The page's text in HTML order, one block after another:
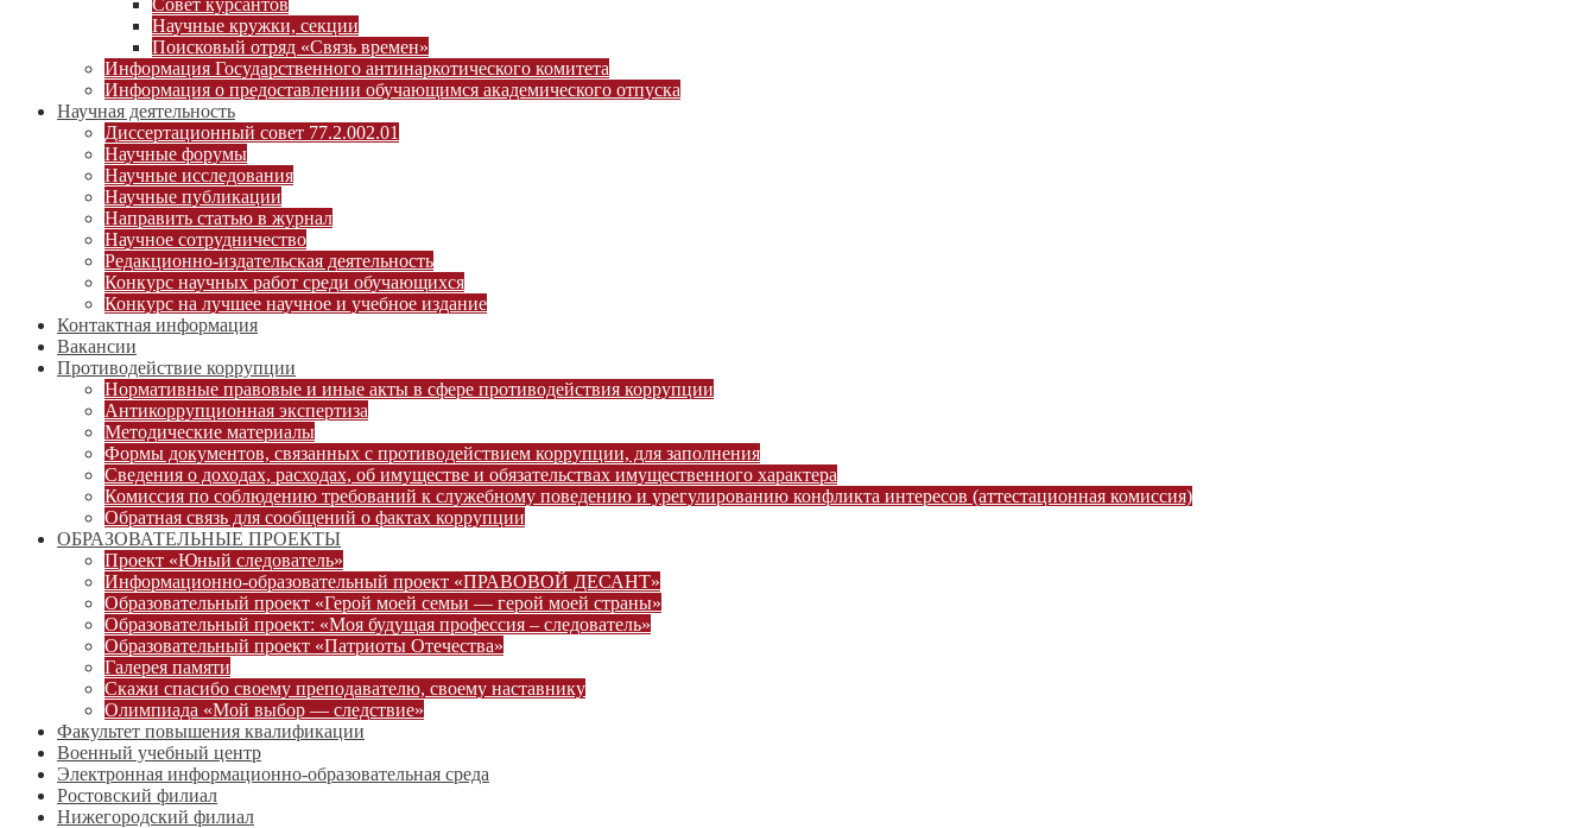
Научные кружки, секции
Поисковый отряд «Связь времен»
Информация Государственного антинаркотического комитета
Информация о предоставлении обучающимся академического отпуска
Научная деятельность
Диссертационный совет 77.2.002.01
Научные форумы
Научные исследования
Научные публикации
Направить статью в журнал
Научное сотрудничество
Редакционно-издательская деятельность
Конкурс научных работ среди обучающихся
Конкурс на лучшее научное и учебное издание
Контактная информация
Вакансии
Противодействие коррупции
Нормативные правовые и иные акты в сфере противодействия коррупции
Антикоррупционная экспертиза
Методические материалы
Формы документов, связанных с противодействием коррупции, для заполнения
Сведения о доходах, расходах, об имуществе и обязательствах имущественного характера
Комиссия по соблюдению требований к служебному поведению и урегулированию конфликта интересов (аттестационная комиссия)
Обратная связь для сообщений о фактах коррупции
ОБРАЗОВАТЕЛЬНЫЕ ПРОЕКТЫ
Проект «Юный следователь»
Информационно-образовательный проект «ПРАВОВОЙ ДЕСАНТ»
Образовательный проект «Герой моей семьи — герой моей страны»
Образовательный проект: «Моя будущая профессия – следователь»
Образовательный проект «Патриоты Отечества»
Галерея памяти
Скажи спасибо своему преподавателю, своему наставнику
Олимпиада «Мой выбор — следствие»
Факультет повышения квалификации
Военный учебный центр
Электронная информационно-образовательная среда
Ростовский филиал
Нижегородский филиал